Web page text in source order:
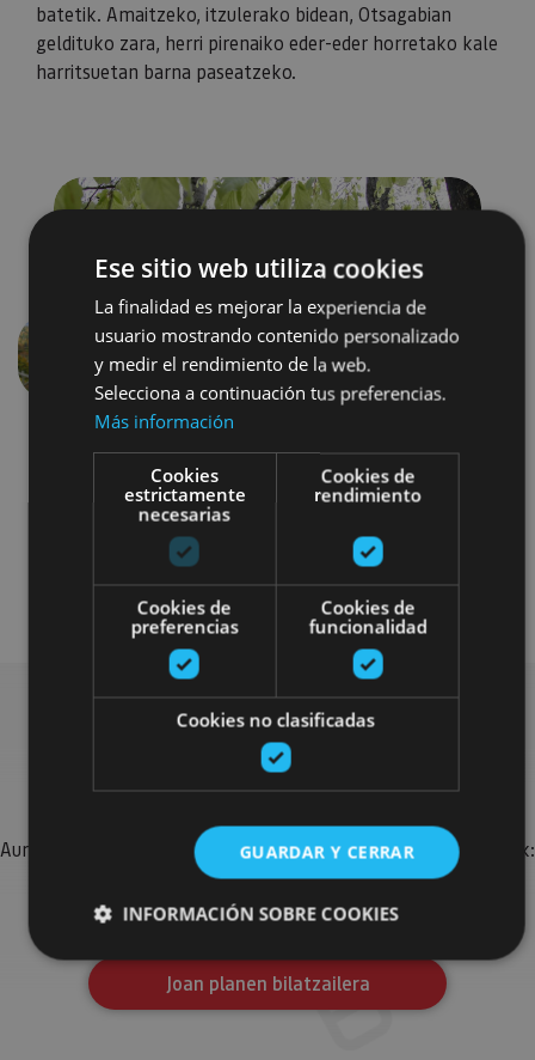
batetik. Amaitzeko, itzulerako bidean, Otsagabian
geldituko zara, herri pirenaiko eder-eder horretako kale
harritsuetan barna paseatzeko.
Aurrekoa
Visitas guiadas
Bilatu plan gehiago
Aurkitu zure bidaia Nafarroan osatzeko planak eta iradokizunak:
jarduera antolatuak, bisitak eta agendaren ekitaldi
garrantzitsuenak.
Joan planen bilatzailera
Ese sitio web utiliza cookies
La finalidad es mejorar la experiencia de
usuario mostrando contenido personalizado
y medir el rendimiento de la web.
Selecciona a continuación tus preferencias.
Más información
Cookies
estrictamente
necesarias
Cookies de
rendimiento
Cookies de
preferencias
Cookies de
funcionalidad
Cookies no clasificadas
GUARDAR Y CERRAR
INFORMACIÓN SOBRE COOKIES
Cookies estrictamente necesarias